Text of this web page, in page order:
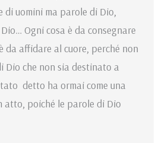
uomini ma parole di Dio,
Ogni cosa è da consegnare
da affidare al cuore, perché non
Dio che non sia destinato a
detto ha ormai come una
atto, poiché le parole di Dio